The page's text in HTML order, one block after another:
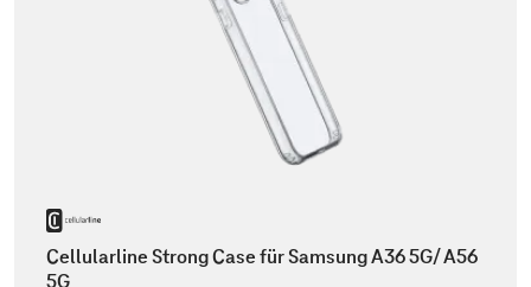
Cellularline Strong Case für Samsung A36 5G/ A56
5G